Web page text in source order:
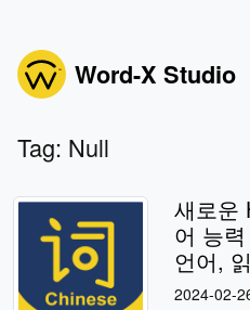
Word-X Studio
Tag: Null
새로운
어 능
언어,
2024-02-